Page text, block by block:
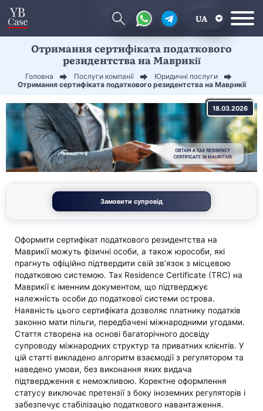
UA
Отримання сертифіката податкового
резидентства на Маврикії
Головна Послуги компанії
Юридичні послуги
Отримання сертифіката податкового резидентства на Маврикії
18.03.2026
Замовити супровід
Оформити сертифікат податкового резидентства на
Маврикії можуть фізичні особи, а також юрособи, які
прагнуть офіційно підтвердити свій зв’язок з місцевою
податковою системою. Tax Residence Certificate (TRC) на
Маврикії є іменним документом, що підтверджує
належність особи до податкової системи острова.
Наявність цього сертифіката дозволяє платнику податків
законно мати пільги, передбачені міжнародними угодами.
Стаття створена на основі багаторічного досвіду
супроводу міжнародних структур та приватних клієнтів. У
цій статті викладено алгоритм взаємодії з регулятором та
наведено умови, без виконання яких видача
підтвердження є неможливою. Коректне оформлення
статусу виключає претензії з боку іноземних регуляторів і
забезпечує стабілізацію податкового навантаження.